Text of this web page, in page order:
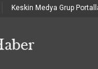
Keskin Medya Grup